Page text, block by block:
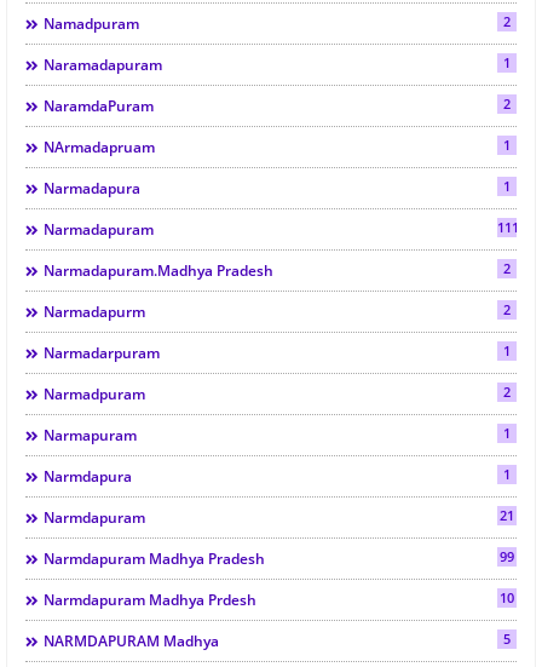
Namadpuram 2
Naramadapuram 1
NaramdaPuram 2
NArmadapruam 1
Narmadapura 1
Narmadapuram 111
Narmadapuram.Madhya Pradesh 2
Narmadapurm 2
Narmadarpuram 1
Narmadpuram 2
Narmapuram 1
Narmdapura 1
Narmdapuram 21
Narmdapuram Madhya Pradesh 99
Narmdapuram Madhya Prdesh 10
NARMDAPURAM Madhya 5